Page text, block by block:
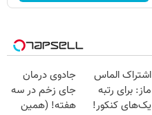
اشتراک الماس
ماز: برای رتبه
یک‌های کنکور!
جادوی درمان
جای زخم در سه
هفته! (همین